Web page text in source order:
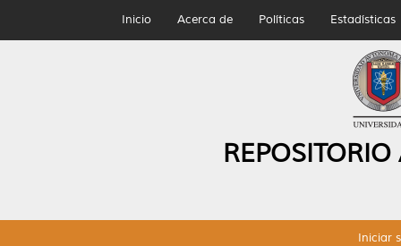
Inicio Acerca de Políticas Estadísticas
Iniciar